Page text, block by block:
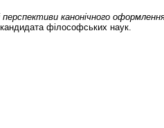
канонічного оформлення
філософських наук.